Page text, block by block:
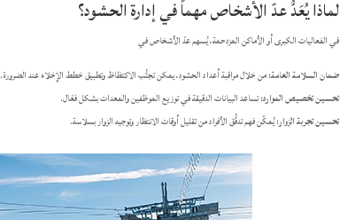
لماذا يُعَدُّ عدّ الأشخاص مهماً في إدارة الحشود؟
في الفعاليات الكبرى أو الأماكن المزدحمة، يُسهم عدّ الأشخاص في
ضمان السلامة العامة:من خلال مراقبة أعداد الحشود، يمكن تجنُّب الاكتظاظ وتطبيق خطط الإخلاء عند الضرورة.
تحسين تخصيص الموارد:تساعد البيانات الدقيقة في توزيع الموظفين والمعدات بشكل فعّال.​
تحسين تجربة الزوار:يُمكِّن فهم تدفُّق الأفراد من تقليل أوقات الانتظار وتوجيه الزوار بسلاسة.​